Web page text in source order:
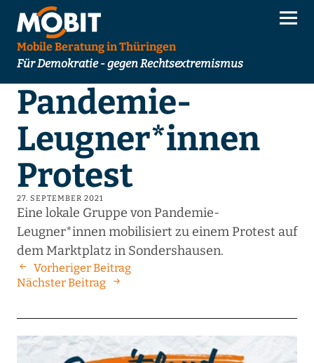
Mobile Beratung in Thüringen
Für Demokratie - gegen Rechtsextremismus
Pandemie-
Leugner*innen
Protest
27. SEPTEMBER 2021
Eine lokale Gruppe von Pandemie-
Leugner*innen mobilisiert zu einem Protest auf
dem Marktplatz in Sondershausen.
Vorheriger Beitrag
Nächster Beitrag